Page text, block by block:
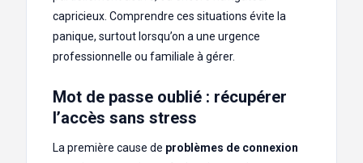
capricieux. Comprendre ces situations évite la
panique, surtout lorsqu’on a une urgence
professionnelle ou familiale à gérer.
Mot de passe oublié : récupérer
l’accès sans stress
La première cause de problèmes de connexion